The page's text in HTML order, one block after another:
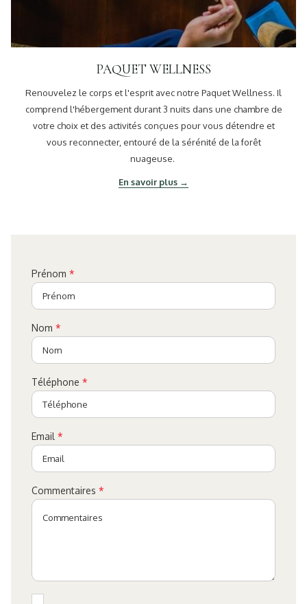
PAQUET WELLNESS
Renouvelez le corps et l'esprit avec notre Paquet Wellness. Il
comprend l'hébergement durant 3 nuits dans une chambre de
votre choix et des activités conçues pour vous détendre et
vous reconnecter, entouré de la sérénité de la forêt
nuageuse.
En savoir plus
Prénom *
Nom *
Téléphone *
Email *
Commentaires *